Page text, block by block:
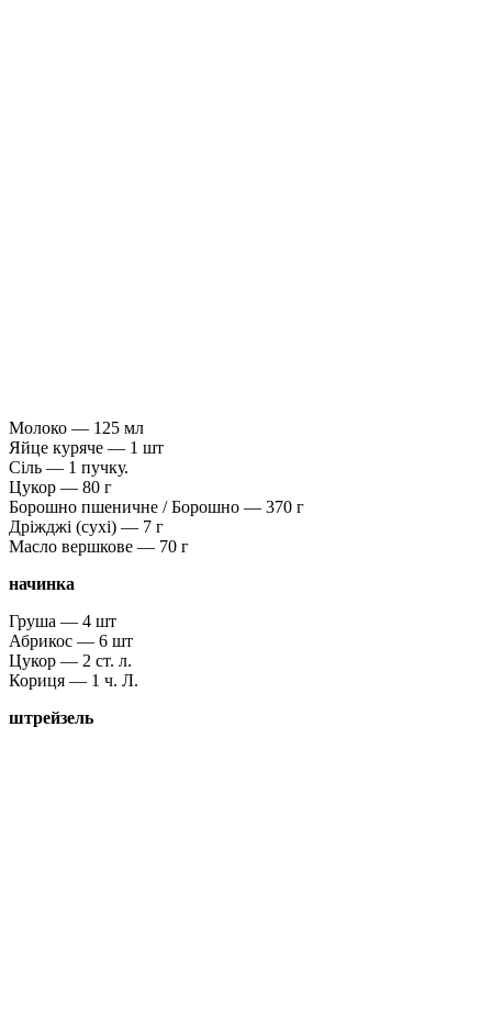
Молоко — 125 мл
Яйце куряче — 1 шт
Сіль — 1 пучку.
Цукор — 80 г
Борошно пшеничне / Борошно — 370 г
Дріжджі (сухі) — 7 г
Масло вершкове — 70 г
начинка
Груша — 4 шт
Абрикос — 6 шт
Цукор — 2 ст. л.
Кориця — 1 ч. Л.
штрейзель